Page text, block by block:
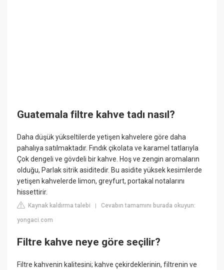
Guatemala filtre kahve tadı nasıl?
Daha düşük yükseltilerde yetişen kahvelere göre daha
pahalıya satılmaktadır. Fındık çikolata ve karamel tatlarıyla
Çok dengeli ve gövdeli bir kahve. Hoş ve zengin aromaların
olduğu, Parlak sitrik asiditedir. Bu asidite yüksek kesimlerde
yetişen kahvelerde limon, greyfurt, portakal notalarını
hissettirir.
Kaynak kaldırma talebi |Cevabın tamamını burada okuyun:
yongaci.com
Filtre kahve neye göre seçilir?
Filtre kahvenin kalitesini; kahve çekirdeklerinin, filtrenin ve